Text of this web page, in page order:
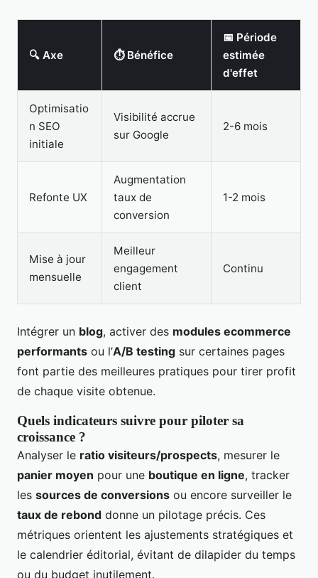
🔍 Axe ⏱ Bénéfice
📅 Période
estimée
d'effet
Optimisatio
n SEO
initiale
Visibilité accrue
sur Google
2-6 mois
Refonte UX
Augmentation
taux de
conversion
1-2 mois
Mise à jour
mensuelle
Meilleur
engagement
client
Continu
Intégrer un blog, activer des modules ecommerce
performants ou l’A/B testing sur certaines pages
font partie des meilleures pratiques pour tirer profit
de chaque visite obtenue.
Quels indicateurs suivre pour piloter sa
croissance ?
Analyser le ratio visiteurs/prospects, mesurer le
panier moyen pour une boutique en ligne, tracker
les sources de conversions ou encore surveiller le
taux de rebond donne un pilotage précis. Ces
métriques orientent les ajustements stratégiques et
le calendrier éditorial, évitant de dilapider du temps
ou du budget inutilement.